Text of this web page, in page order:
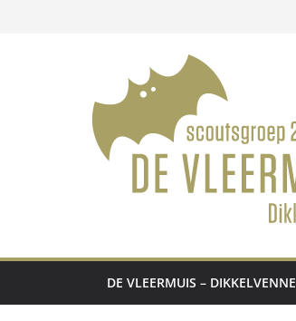
DE VLEERMUIS – DIKKELVENNE